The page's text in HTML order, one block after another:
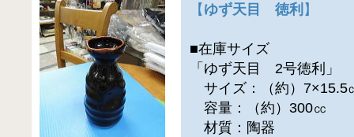
【 ゆず天目 徳利 】
■在庫サイズ
「ゆず天目 2号徳利」
サイズ：（約）7×15.5
容量：（約）300㏄
材質：陶器